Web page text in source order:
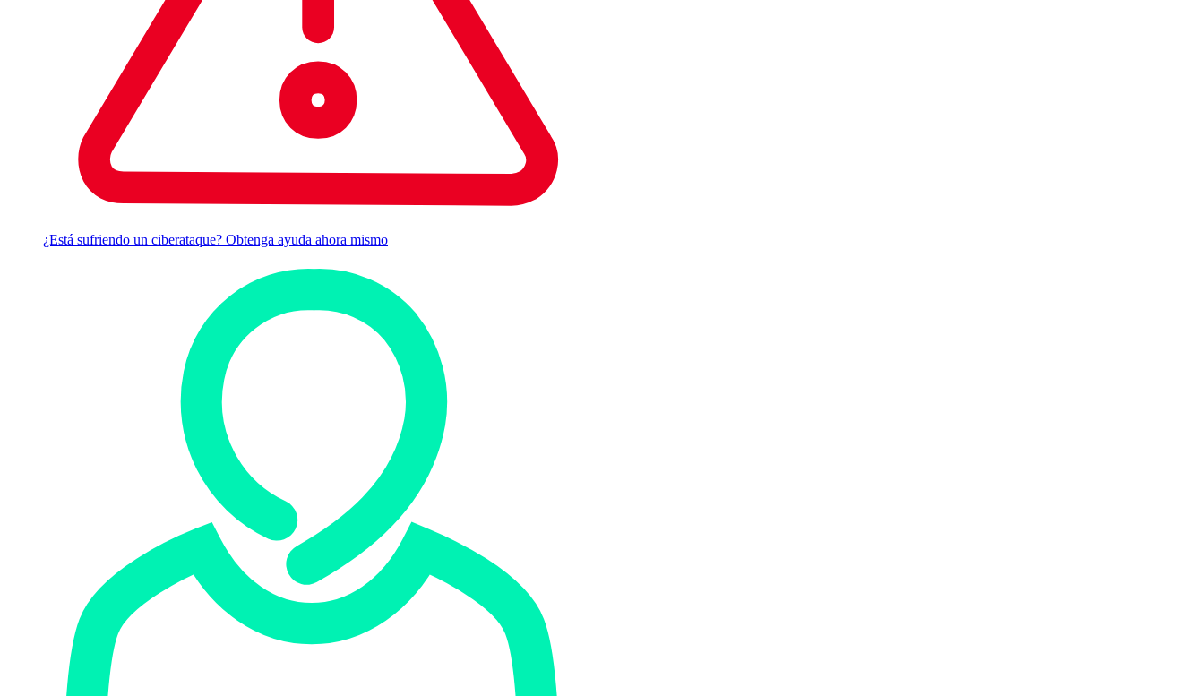
¿Está sufriendo un ciberataque? Obtenga ayuda ahora mismo